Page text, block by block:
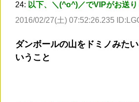
24: 以下、＼(^o^)／でVIPがお送
2016/02/27(土) 07:52:26.235
ダンボールの山をドミノみた
いうこと